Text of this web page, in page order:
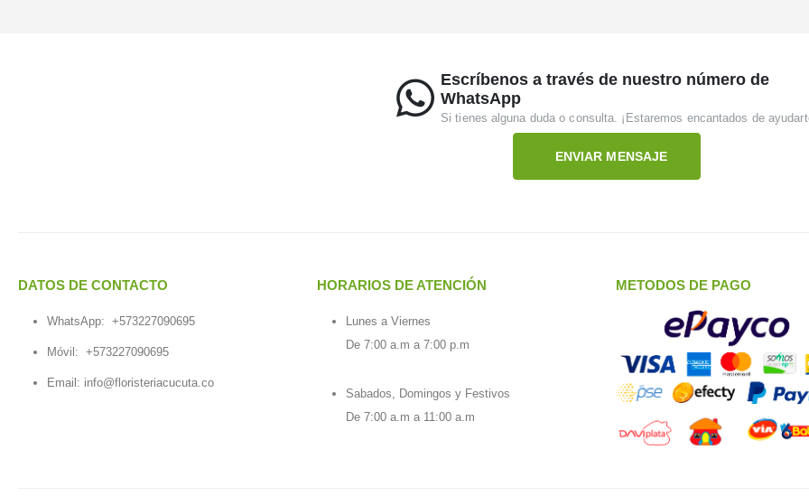
Escríbenos a través de nuestro número de
WhatsApp
Si tienes alguna duda o consulta. ¡Estaremos encantados de
ENVIAR MENSAJE
DATOS DE CONTACTO
WhatsApp: +573227090695
Móvil: +573227090695
Email: info@floristeriacucuta.co
HORARIOS DE ATENCIÓN
Lunes a Viernes
De 7:00 a.m a 7:00 p.m
Sabados, Domingos y Festivos
De 7:00 a.m a 11:00 a.m
METODOS DE PAGO